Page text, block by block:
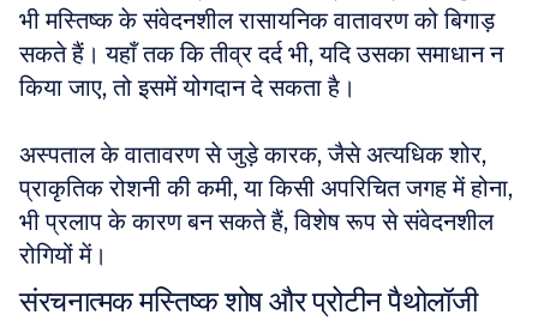
भी मस्तिष्क के संवेदनशील रासायनिक वातावरण को बिगाड़
सकते हैं। यहाँ तक कि तीव्र दर्द भी, यदि उसका समाधान न
किया जाए, तो इसमें योगदान दे सकता है।
अस्पताल के वातावरण से जुड़े कारक, जैसे अत्यधिक शोर,
प्राकृतिक रोशनी की कमी, या किसी अपरिचित जगह में होना,
भी प्रलाप के कारण बन सकते हैं, विशेष रूप से संवेदनशील
रोगियों में।
संरचनात्मक मस्तिष्क शोष और प्रोटीन पैथोलॉजी